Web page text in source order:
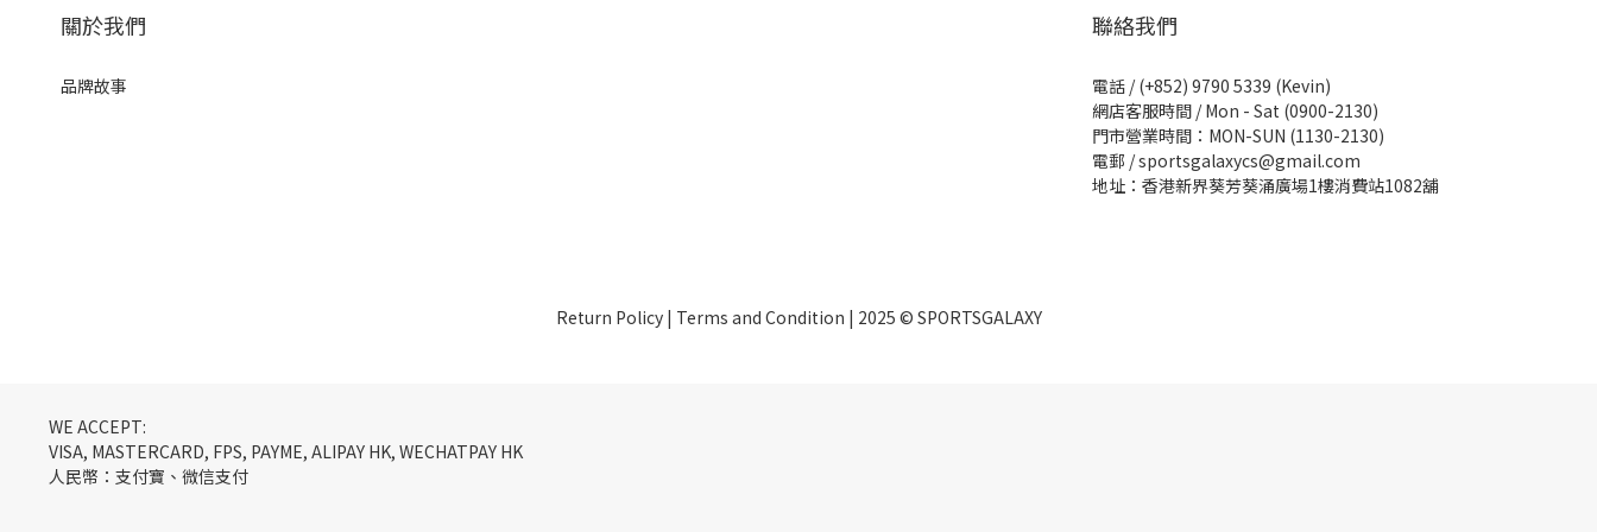
關於我們
品牌故事
聯絡我們
電話 / (+852) 9790 5339 (Kevin)
網店客服時間 / Mon - Sat (0900-2130)
門市營業時間：MON-SUN (1130-2130)
電郵 / sportsgalaxycs@gmail.com
地址：香港新界葵芳葵涌廣場1樓消費站1082舖
Return Policy| Terms and Condition | 2025 © SPORTSGALAXY
WE ACCEPT:
VISA, MASTERCARD, FPS, PAYME, ALIPAY HK, WECHATPAY HK
人民幣：支付寶、微信支付